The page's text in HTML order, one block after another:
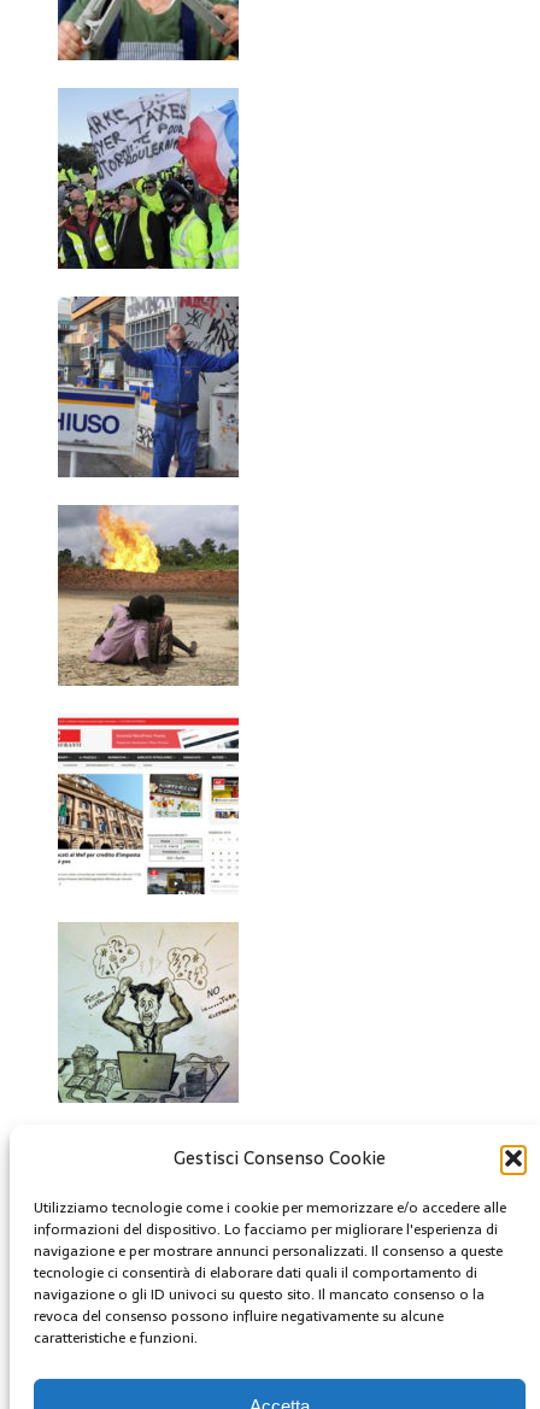
Gestisci Consenso Cookie
Utilizziamo tecnologie come i cookie per memorizzare e/o accedere alle
informazioni del dispositivo. Lo facciamo per migliorare l'esperienza di
navigazione e per mostrare annunci personalizzati. Il consenso a queste
tecnologie ci consentirà di elaborare dati quali il comportamento di
navigazione o gli ID univoci su questo sito. Il mancato consenso o la
revoca del consenso possono influire negativamente su alcune
caratteristiche e funzioni.
Questa opera è concessa in licenza con i termini
CC BY 4.0
Archivi
MENU